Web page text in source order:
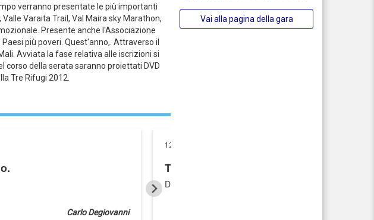
verranno presentate le più importanti
Varaita Trail, Val Maira sky Marathon,
Presente anche l'Associazione
più poveri. Quest'anno,. Attraverso il
Avviata la fase relativa alle iscrizioni si
corso della serata saranno proiettati DVD
Tre Rifugi 2012.
Carlo Degiovanni
12/07/2013
TRE RIFUGI VAL PELLICE: IN 350
Domenica 14 Luglio alle 7 la partenza in
Vai alla pagina della gara